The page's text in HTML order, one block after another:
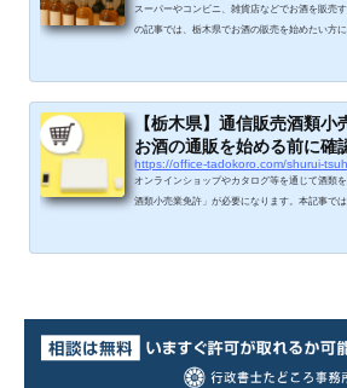
スーパーやコンビニ、雑貨店などでお酒を販売
の記事では、栃木県でお酒の販売を始めたい方
「酒類卸売業免許」： 他の酒類販売業者に販売
【栃木県】通信販売酒類小
お酒の通販を始める前に確
https://office-tadokoro.com/shurui-
オンラインショップやカタログ等を通じて酒類
酒類小売業免許」が必要になります。本記事で